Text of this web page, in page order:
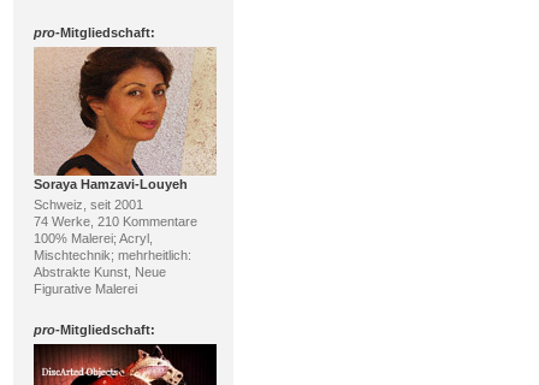
pro-Mitgliedschaft:
Soraya Hamzavi-Louyeh
Schweiz, seit 2001
74 Werke, 210 Kommentare
100% Malerei; Acryl,
Mischtechnik; mehrheitlich:
Abstrakte Kunst, Neue
Figurative Malerei
pro-Mitgliedschaft: